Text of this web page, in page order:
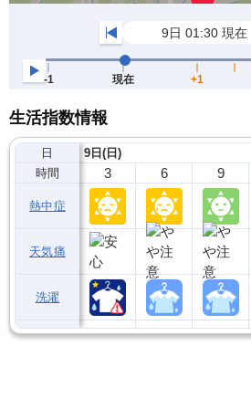
生活指数情報
日
時間
熱中症
天気痛
洗濯
9日(日)
3 6 9